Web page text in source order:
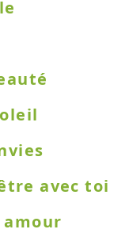
avec toi
amour